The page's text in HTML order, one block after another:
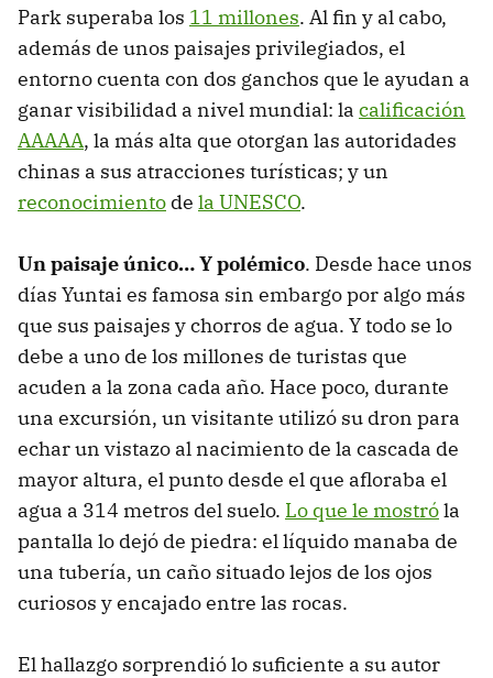
Park superaba los 11 millones. Al fin y al cabo,
además de unos paisajes privilegiados, el
entorno cuenta con dos ganchos que le ayudan a
ganar visibilidad a nivel mundial: la calificación
AAAAA, la más alta que otorgan las autoridades
chinas a sus atracciones turísticas; y un
reconocimiento de la UNESCO.
Un paisaje único… Y polémico. Desde hace unos
días Yuntai es famosa sin embargo por algo más
que sus paisajes y chorros de agua. Y todo se lo
debe a uno de los millones de turistas que
acuden a la zona cada año. Hace poco, durante
una excursión, un visitante utilizó su dron para
echar un vistazo al nacimiento de la cascada de
mayor altura, el punto desde el que afloraba el
agua a 314 metros del suelo. Lo que le mostróla
pantalla lo dejó de piedra: el líquido manaba de
una tubería, un caño situado lejos de los ojos
curiosos y encajado entre las rocas.
El hallazgo sorprendió lo suficiente a su autor